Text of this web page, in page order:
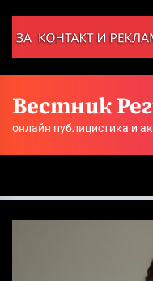
the
Вестник
онлайн публицистика и